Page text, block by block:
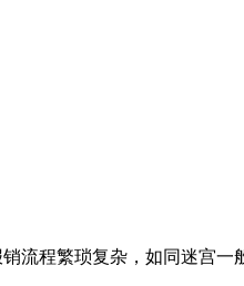
流程繁琐复杂，如同迷宫一